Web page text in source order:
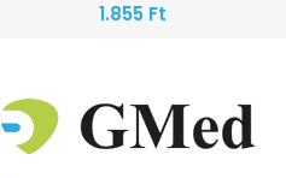
1.855 Ft